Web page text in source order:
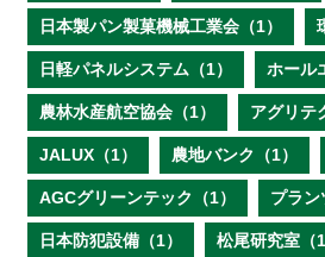
日本製パン製菓機械工業会（1）
日軽パネルシステム（1） ホール
農林水産航空協会（1） アグリテ
JALUX（1） 農地バンク（1）
AGCグリーンテック（1） プラン
日本防犯設備（1） 松尾研究室（1